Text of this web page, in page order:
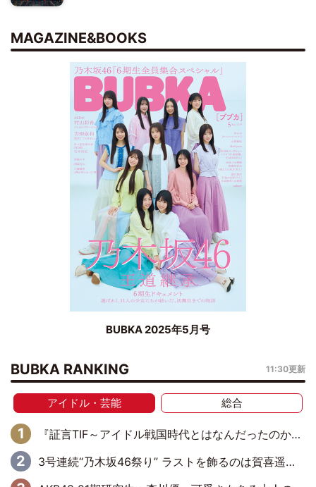
MAGAZINE&BOOKS
BUBKA 2025年5月号
BUBKA RANKING 11:30更新
アイドル・芸能 総合
『証言TIF～アイドル戦国時代とはなんだったのか～』第6回：でんぱ組.inc・古川未鈴×相沢梨紗「『ハロプロやりたかったな』って言ったら、夢眠ねむさんに『てめえはでんぱ組．incなんだよ！』って肩パンされて(笑)」
3号連続“乃木坂46祭り” ラストを飾るのは賀喜遥香…5年ぶりの登場に「5年分大人になった私を見ていただけたら」